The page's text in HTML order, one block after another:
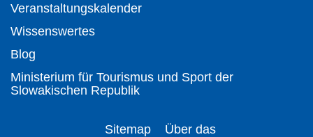
Veranstaltungskalender
Wissenswertes
Blog
Ministerium für Tourismus und Sport der
Slowakischen Republik
Sitemap
Über das